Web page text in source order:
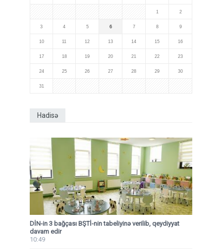
1 2
3 4 5 6 7 8 9
10 11 12 13 14 15 16
17 18 19 20 21 22 23
24 25 26 27 28 29 30
31
Hadisə
DİN-in 3 bağçası BŞTİ-nin tabeliyinə verilib, qeydiyyat
davam edir
10:49